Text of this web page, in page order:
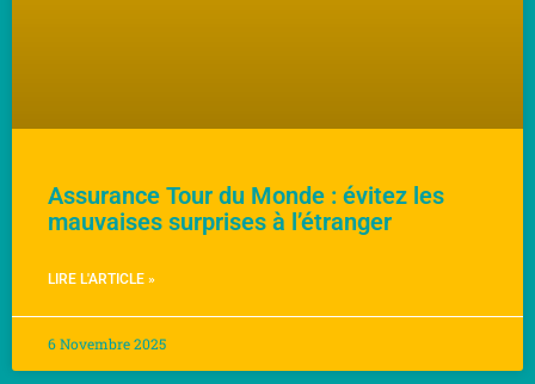
Assurance Tour du Monde : évitez les
mauvaises surprises à l’étranger
LIRE L'ARTICLE »
6 Novembre 2025